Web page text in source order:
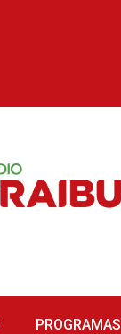
PROGRAMAS